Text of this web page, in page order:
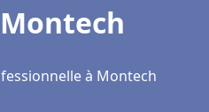
à Montech